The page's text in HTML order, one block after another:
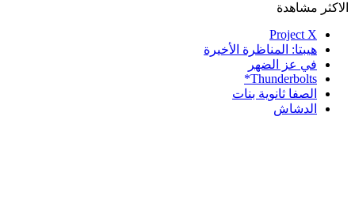
الاكثر مشاهدة
Project X
هيبتا: المناظرة الأخيرة
في عز الضهر
Thunderbolts*
الصفا ثانوية بنات
الدشاش